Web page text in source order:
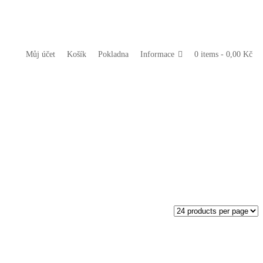
Můj účet Košík Pokladna Informace 0 items - 0,00 Kč